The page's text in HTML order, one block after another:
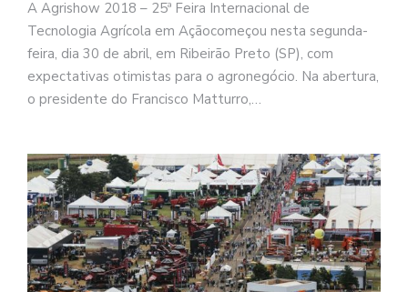
A Agrishow 2018 – 25ª Feira Internacional de
Tecnologia Agrícola em Açãocomeçou nesta segunda-
feira, dia 30 de abril, em Ribeirão Preto (SP), com
expectativas otimistas para o agronegócio. Na abertura,
o presidente do Francisco Matturro,…